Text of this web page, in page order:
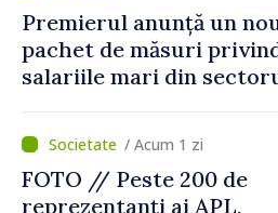
Premierul anunță un
pachet de măsuri
salariile mari din
/ Acum 1 zi
FOTO // Peste 200 de
reprezentanți ai APL,